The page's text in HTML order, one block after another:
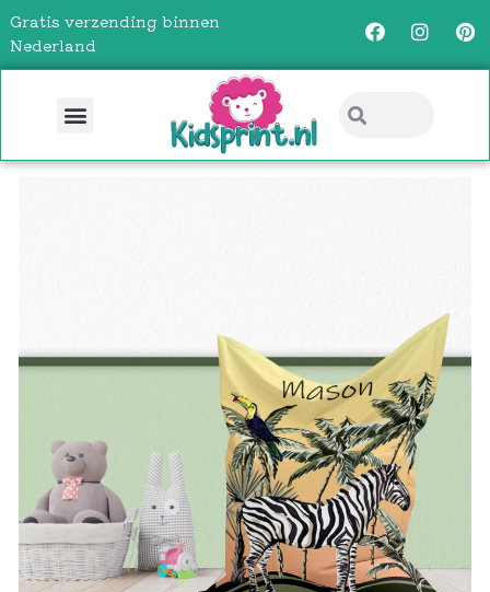
Gratis verzending binnen
Nederland